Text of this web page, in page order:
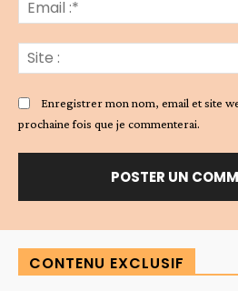
Enregistrer mon nom, email et site
prochaine fois que je commenterai.
CONTENU EXCLUSIF